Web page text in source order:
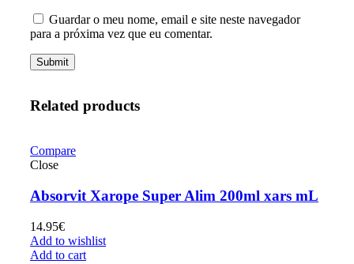
Guardar o meu nome, email e site neste navegador
para a próxima vez que eu comentar.
Related products
Compare
Close
Absorvit Xarope Super Alim 200ml xars mL
14.95€
Add to wishlist
Add to cart